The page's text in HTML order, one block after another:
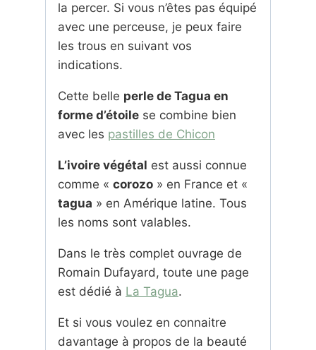
la percer. Si vous n’êtes pas équipé
avec une perceuse, je peux faire
les trous en suivant vos
indications.
Cette belle perle de Tagua en
forme d’étoile se combine bien
avec les pastilles de Chicon
L’ivoire végétal est aussi connue
comme « corozo » en France et «
tagua » en Amérique latine. Tous
les noms sont valables.
Dans le très complet ouvrage de
Romain Dufayard, toute une page
est dédié à La Tagua.
Et si vous voulez en connaitre
davantage à propos de la beauté